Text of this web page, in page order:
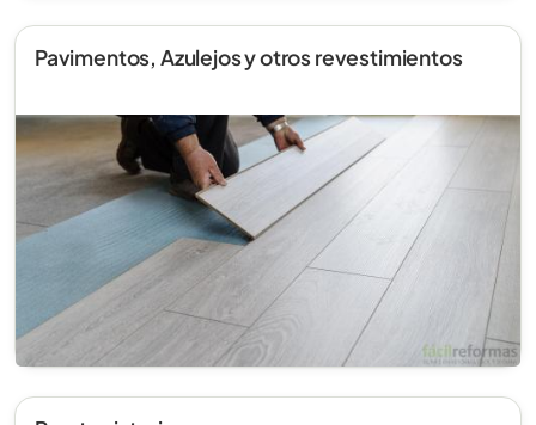
Pavimentos, Azulejos y otros revestimientos